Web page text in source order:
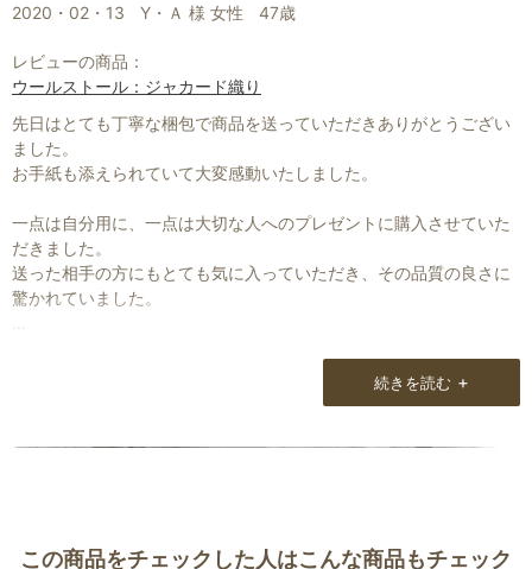
ぐるんと巻いて入ったある夏の日の雑貨店。
とてもおしゃれな店長さんから“あらー、お客さんお洒落の達人
ね”って褒められましたよ。
ヤッタネ！この冬はレイヤードストールでおしゃれを楽しみます
ネ！
2020・02・13 Y・Ａ 様 女性 47歳
レビューの商品：
ウールストール：ジャカード織り
先日はとても丁寧な梱包で商品を送っていただきありがとうござい
ました。
お手紙も添えられていて大変感動いたしました。
一点は自分用に、一点は大切な人へのプレゼントに購入させていた
だきました。
送った相手の方にもとても気に入っていただき、その品質の良さに
驚かれていました。
自分用に購入したものも、とても肌触りが良く通勤に毎日のように
また違う素材のストールも使ってみたくなりました。
続きを読む +
この商品をチェックした人はこんな商品もチェック